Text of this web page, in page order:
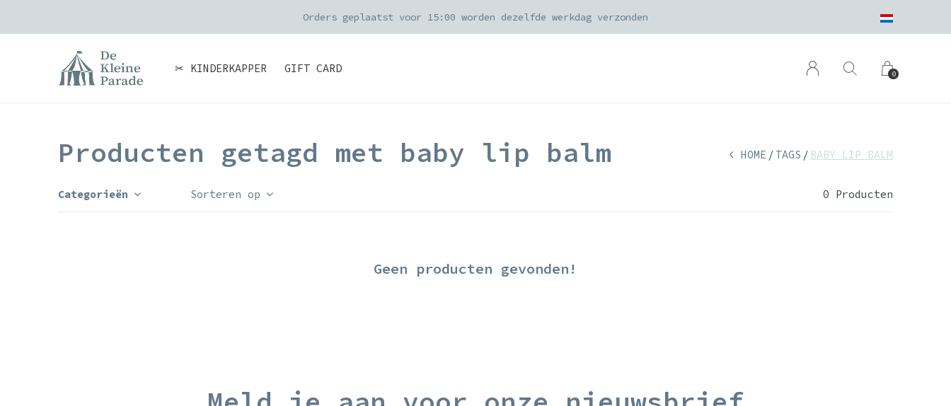
✂ KINDERKAPPER GIFT CARD 0
Orders geplaatst voor 15:00 worden dezelfde werkdag verzonden
Producten getagd met baby lip balm HOME TAGS BABY LIP BALM
Categorieën Sorteren op 0 Producten
Geen producten gevonden!